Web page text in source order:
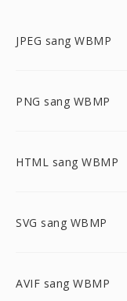
JPEG sang WBMP
PNG sang WBMP
HTML sang WBMP
SVG sang WBMP
AVIF sang WBMP